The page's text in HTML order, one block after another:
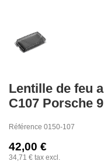
Lentille de feu
C107 Porsche
Référence 0150-107
42,00 €
34,71 € tax excl.